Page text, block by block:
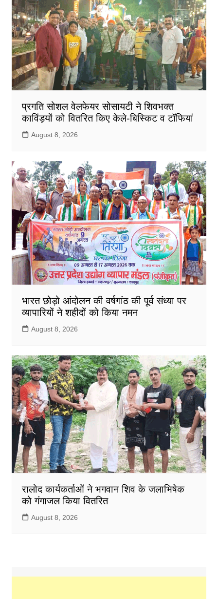
प्रगति सोशल वेलफेयर सोसायटी ने शिवभक्त
काविंड़यों को वितरित किए केले-बिस्किट व टॉफियां
August 8, 2026
भारत छोड़ो आंदोलन की वर्षगांठ की पूर्व संध्या पर
व्यापारियों ने शहीदों को किया नमन
August 8, 2026
रालोद कार्यकर्ताओं ने भगवान शिव के जलाभिषेक
को गंगाजल किया वितरित
August 8, 2026